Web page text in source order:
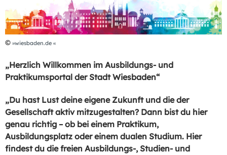
© wiesbaden.de
„Herzlich Willkommen im Ausbildungs- und
Praktikumsportal der Stadt Wiesbaden“
„Du hast Lust deine eigene Zukunft und die der
Gesellschaft aktiv mitzugestalten? Dann bist du hier
genau richtig – ob bei einem Praktikum,
Ausbildungsplatz oder einem dualen Studium. Hier
findest du die freien Ausbildungs-, Studien- und